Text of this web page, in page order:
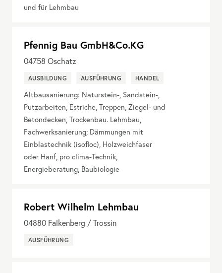
und für Lehmbau
Pfennig Bau GmbH&Co.KG
04758 Oschatz
AUSBILDUNG AUSFÜHRUNG HANDEL
Altbausanierung: Naturstein-, Sandstein-,
Putzarbeiten, Estriche, Treppen, Ziegel- und
Betondecken, Trockenbau. Lehmbau,
Fachwerksanierung; Dämmungen mit
Einblastechnik (isofloc), Holzweichfaser
oder Hanf, pro clima-Technik,
Energieberatung, Baubiologie
Robert Wilhelm Lehmbau
04880 Falkenberg / Trossin
AUSFÜHRUNG